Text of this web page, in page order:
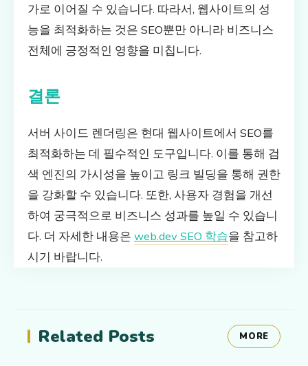
가로 이어질 수 있습니다. 따라서, 웹사이트의 성
능을 최적화하는 것은 SEO뿐만 아니라 비즈니스
전체에 긍정적인 영향을 미칩니다.
결론
서버 사이드 렌더링은 현대 웹사이트에서 SEO를
최적화하는 데 필수적인 도구입니다. 이를 통해 검
색 엔진의 가시성을 높이고 링크 빌딩을 통해 권한
을 강화할 수 있습니다. 또한, 사용자 경험을 개선
하여 궁극적으로 비즈니스 성과를 높일 수 있습니
다. 더 자세한 내용은 web.dev SEO 학습을 참고하
시기 바랍니다.
Related Posts MORE